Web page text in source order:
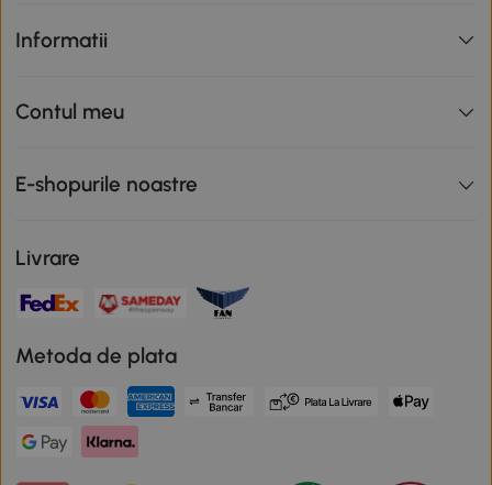
Informatii
Contul meu
E-shopurile noastre
Livrare
Metoda de plata